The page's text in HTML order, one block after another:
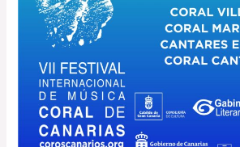
Las
Palmas
Gran
Canaria